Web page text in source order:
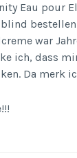
Eau pour
war
ich, dass
Da merk